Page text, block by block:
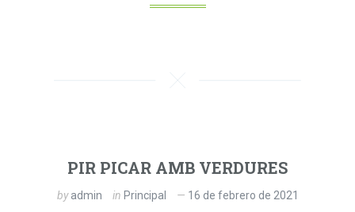
PIR PICAR AMB VERDURES
byadmin in Principal 16 de febrero de 2021